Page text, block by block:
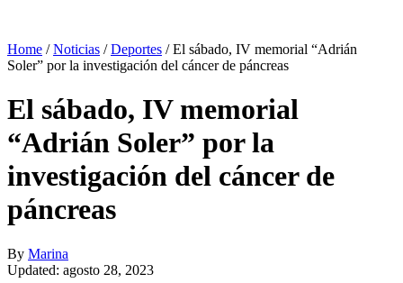
Home /Noticias /Deportes /El sábado, IV memorial “Adrián
Soler” por la investigación del cáncer de páncreas
El sábado, IV memorial
“Adrián Soler” por la
investigación del cáncer de
páncreas
By Marina
Updated: agosto 28, 2023